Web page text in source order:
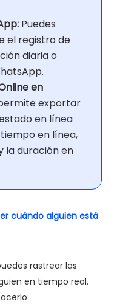
Puedes
el registro de
diaria o
en
exportar
en línea
en línea,
la duración en
cuándo alguien está
rastrear las
en tiempo real.